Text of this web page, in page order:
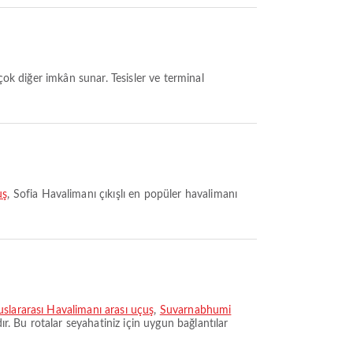
, Sofia Havalimanı çıkışlı en popüler havalimanı
Havalimanı arası uçuş, Suvarnabhumi
Bu rotalar seyahatiniz için uygun bağlantılar